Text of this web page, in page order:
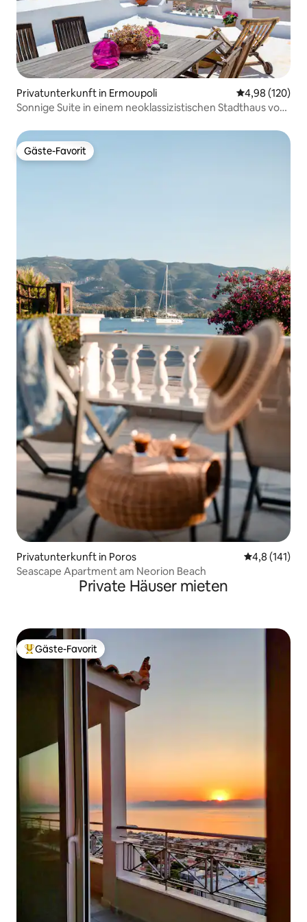
Privatunterkunft in Ermoupoli
4,98 (120)
Sonnige Suite in einem neoklassizistischen Stadthaus von
Gäste-Favorit
Gäste-Favorit
Privatunterkunft in Poros
4,8 (141)
Seascape Apartment am Neorion Beach
Private Häuser mieten
Beliebter Gäste-Favorit.
Gäste-Favorit